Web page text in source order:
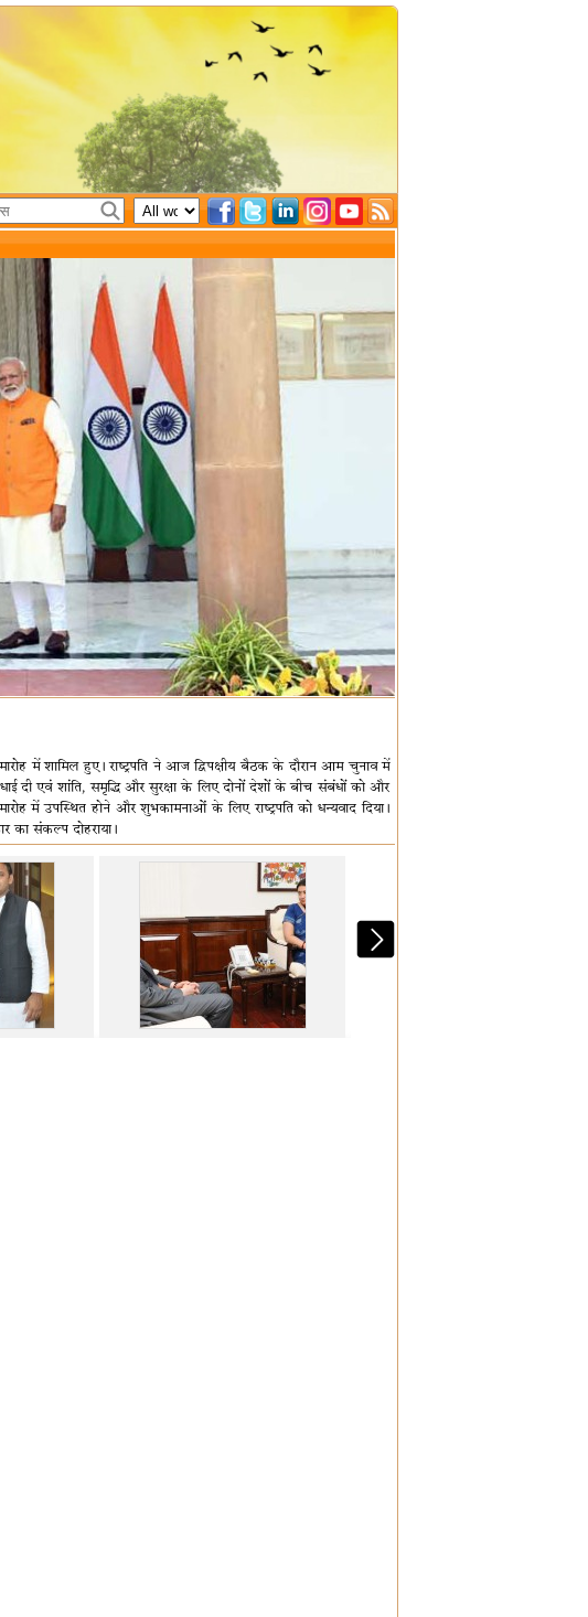
समारोह में शामिल हुए। राष्‍ट्रपति ने आज द्विपक्षीय बैठक के दौरान आम चुनाव में
दी एवं शांति, समृद्धि और सुरक्षा के लिए दोनों देशों के बीच संबंधों को और
में उपस्थित होने और शुभकामनाओं के लिए राष्‍ट्रपति को धन्‍यवाद दिया।
का संकल्‍प दोहराया।